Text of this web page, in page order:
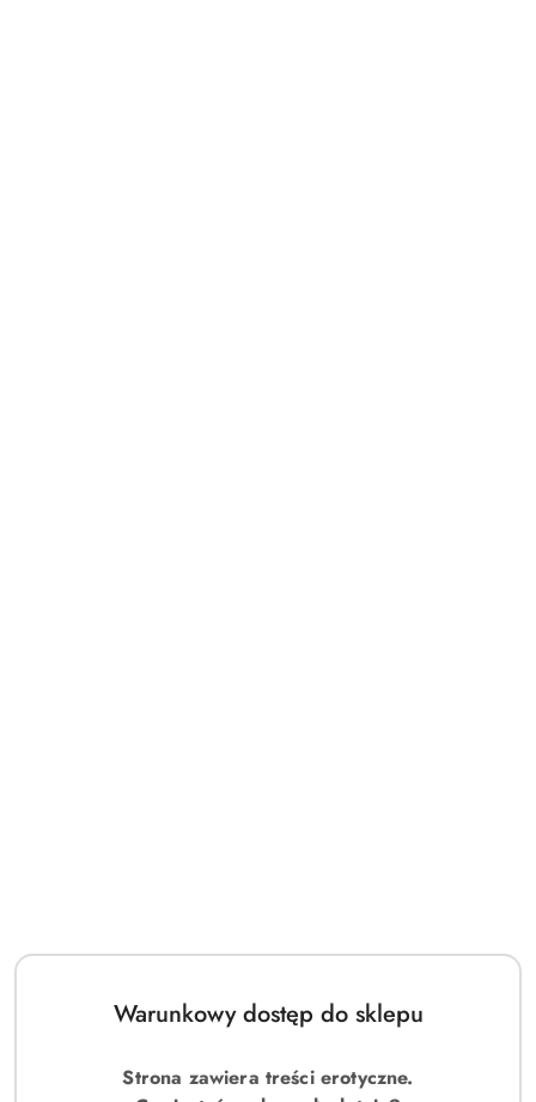
(0)
Obsessive Bielizna-Lilines body S/M
Warunkowy dostęp do sklepu
Strona zawiera treści erotyczne.